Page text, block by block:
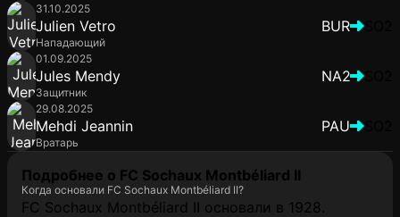
31.10.2025
Julien Vetro
Нападающий
BUR
01.09.2025
Jules Mendy
Защитник
NA2
29.08.2025
Mehdi Jeannin
Вратарь
PAU
Подробнее о FC Sochaux Montbéliard II
Когда основали FC Sochaux Montbéliard II?
FC Sochaux Montbéliard II основали в 1928.